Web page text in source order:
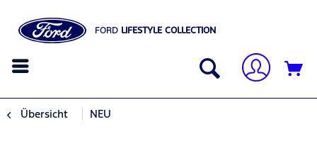
FORD LIFESTYLE COLLECTION
Übersicht NEU